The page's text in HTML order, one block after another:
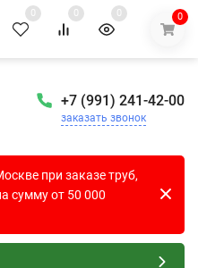
0 0 0 0
+7 (991) 241-42-00
заказать звонок
при заказе труб,
сумму от 50 000